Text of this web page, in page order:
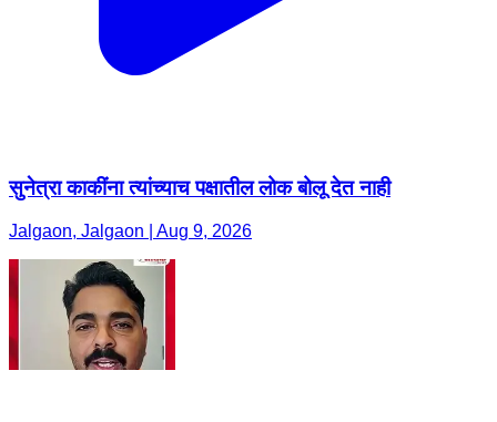
सुनेत्रा काकींना त्यांच्याच पक्षातील लोक बोलू देत नाही
Jalgaon, Jalgaon | Aug 9, 2026